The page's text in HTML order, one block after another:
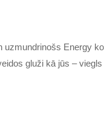
uzmundrinošs Energy
gluži kā jūs –